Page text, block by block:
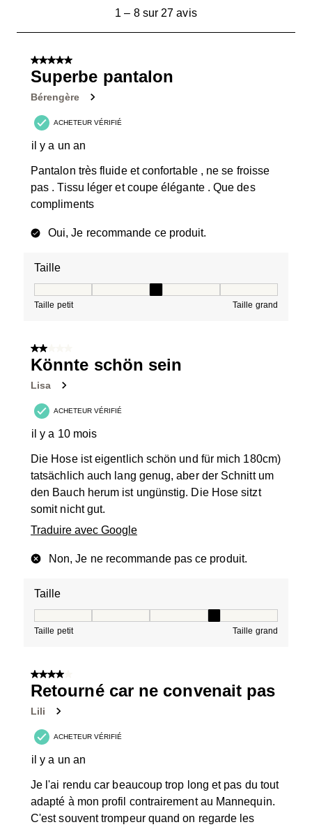
sur
avis.
1 – 8 sur 27 avis
5 sur 5 étoiles.
Superbe pantalon
Bérengère
ACHETEUR VÉRIFIÉ
il y a un an
Pantalon très fluide et confortable , ne se froisse
pas . Tissu léger et coupe élégante . Que des
compliments
Oui, Je recommande ce produit.
Taille
Taille petit Taille grand
2 sur 5 étoiles.
Könnte schön sein
Lisa
ACHETEUR VÉRIFIÉ
il y a 10 mois
Die Hose ist eigentlich schön und für mich 180cm)
tatsächlich auch lang genug, aber der Schnitt um
den Bauch herum ist ungünstig. Die Hose sitzt
somit nicht gut.
Traduire avec Google
Non, Je ne recommande pas ce produit.
Taille
Taille petit Taille grand
4 sur 5 étoiles.
Retourné car ne convenait pas
Lili
ACHETEUR VÉRIFIÉ
il y a un an
Je l'ai rendu car beaucoup trop long et pas du tout
adapté à mon profil contrairement au Mannequin.
C'est souvent trompeur quand on regarde les